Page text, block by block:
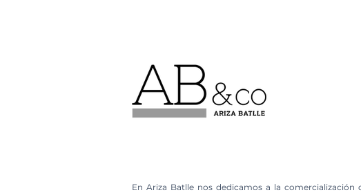
En Ariza Batlle nos dedicamos a la comercialización